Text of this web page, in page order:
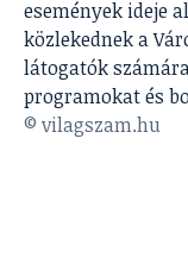
események ideje
közlekednek a
látogatók
programokat és
© vilagszam.hu